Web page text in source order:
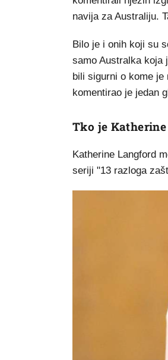
navija za Australiju.
Bilo je i onih koji su
samo Australka koja
bili sigurni o kome
komentirao je jedan
Tko je
Katherine Langford
seriji "13 razloga